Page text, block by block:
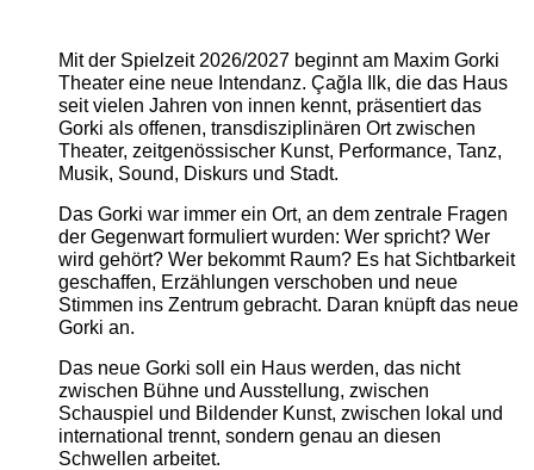
Mit der Spielzeit 2026/2027 beginnt am Maxim Gorki
Theater eine neue Intendanz. Çağla Ilk, die das Haus
seit vielen Jahren von innen kennt, präsentiert das
Gorki als offenen, transdisziplinären Ort zwischen
Theater, zeitgenössischer Kunst, Performance, Tanz,
Musik, Sound, Diskurs und Stadt.
Das Gorki war immer ein Ort, an dem zentrale Fragen
der Gegenwart formuliert wurden: Wer spricht? Wer
wird gehört? Wer bekommt Raum? Es hat Sichtbarkeit
geschaffen, Erzählungen verschoben und neue
Stimmen ins Zentrum gebracht. Daran knüpft das neue
Gorki an.
Das neue Gorki soll ein Haus werden, das nicht
zwischen Bühne und Ausstellung, zwischen
Schauspiel und Bildender Kunst, zwischen lokal und
international trennt, sondern genau an diesen
Schwellen arbeitet.